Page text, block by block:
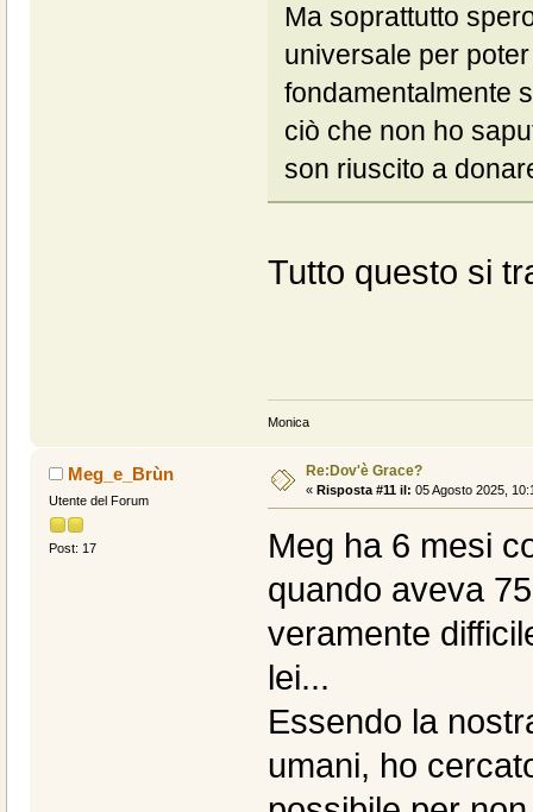
Ma soprattutto
universale per
fondamentalmente
ciò che non ho
son riuscito a
Tutto questo si
Monica
Meg_e_Brùn
Utente del Forum
Post: 17
Re:Dov'è Grace?
« Risposta #11 il: 05 Agosto 2025,
Meg ha 6 mesi
quando aveva
veramente
lei...
Essendo la
umani, ho